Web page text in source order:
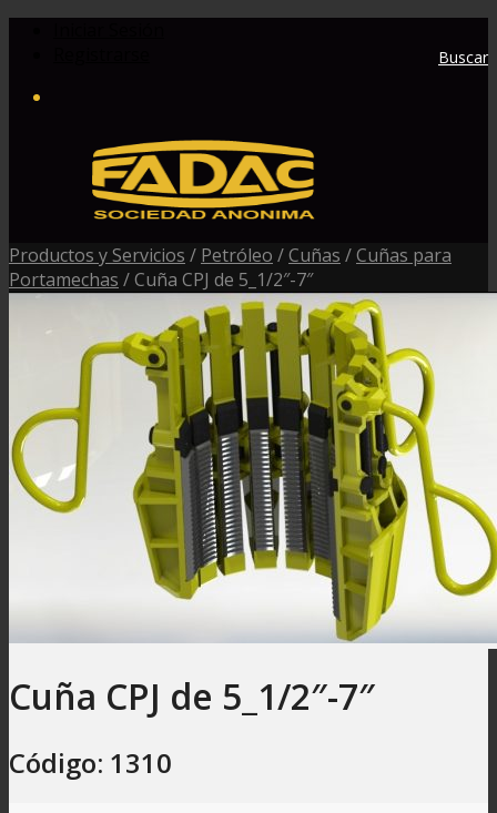
Buscar
Productos y Servicios / Petróleo /Cuñas /Cuñas para
Portamechas /Cuña CPJ de 5_1/2″-7″
Cuña CPJ de 5_1/2″-7″
Código: 1310